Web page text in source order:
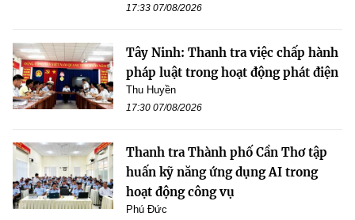
17:33 07/08/2026
Tây Ninh: Thanh tra việc chấp hành
pháp luật trong hoạt động phát điện
Thu Huyền
17:30 07/08/2026
Thanh tra Thành phố Cần Thơ tập
huấn kỹ năng ứng dụng AI trong
hoạt động công vụ
Phú Đức